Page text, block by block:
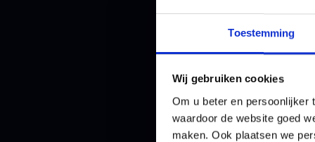
Toestemming
Wij gebruiken cookies
Om u beter en persoonlijker
waardoor de website goed
maken. Ook plaatsen we
Met een
Afhankelijk van de
misbruikt worden.